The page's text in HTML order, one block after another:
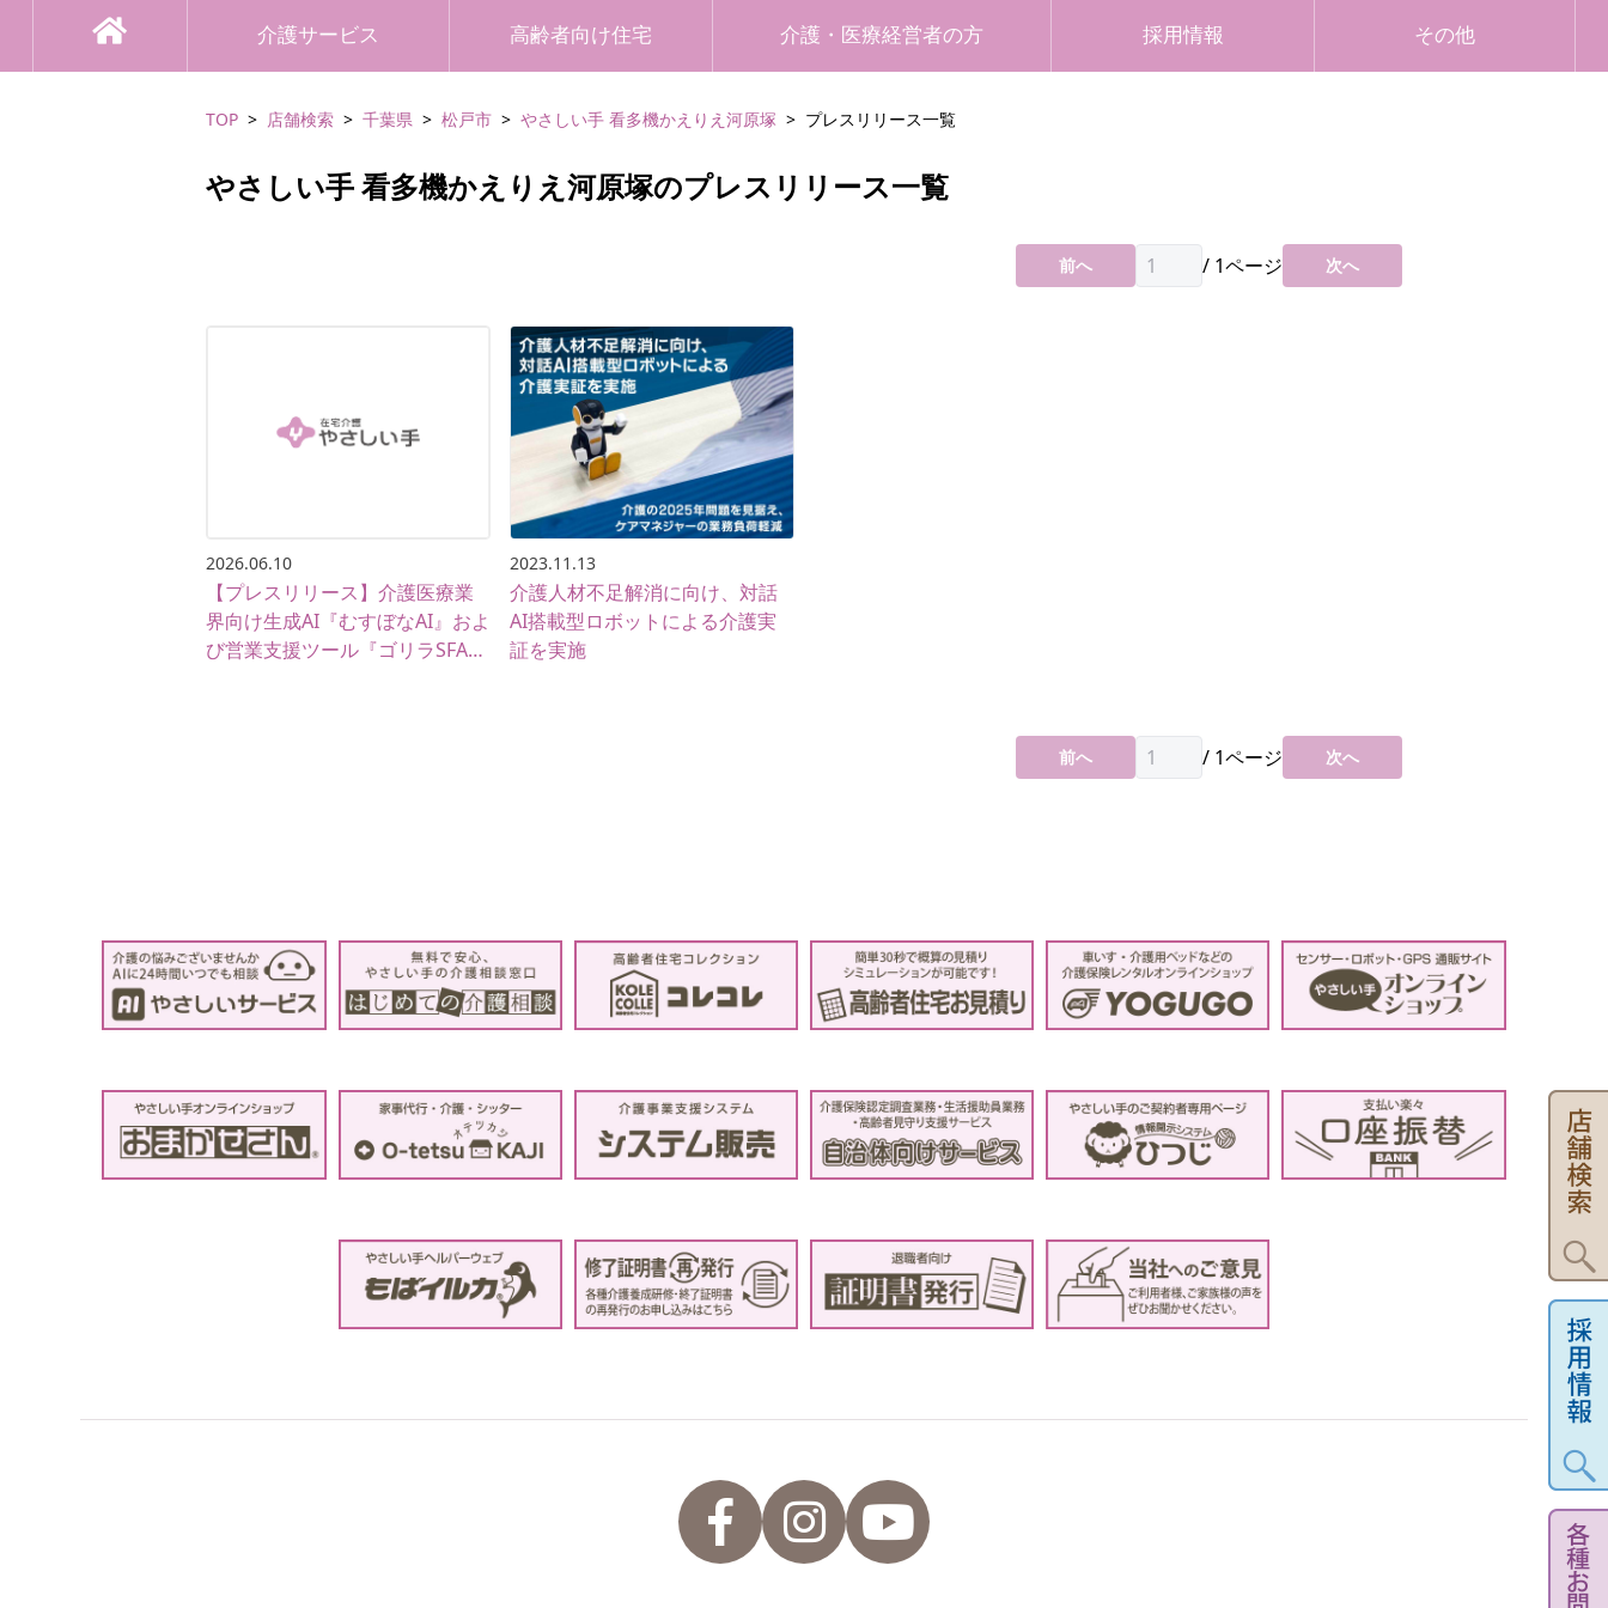
介護サービス 高齢者向け住宅 介護・医療経営者の方 採用情報 その他
TOP 店舗検索 千葉県 松戸市 やさしい手 看多機かえりえ河原塚 プレスリリース一覧
やさしい手 看多機かえりえ河原塚のプレスリリース一覧
前へ / 1ページ 次へ
2026.06.10
【プレスリリース】介護医療業
界向け生成AI『むすぼなAI』およ
び営業支援ツール『ゴリラSFA』
2023.11.13
介護人材不足解消に向け、対話
AI搭載型ロボットによる介護実
証を実施
前へ / 1ページ 次へ